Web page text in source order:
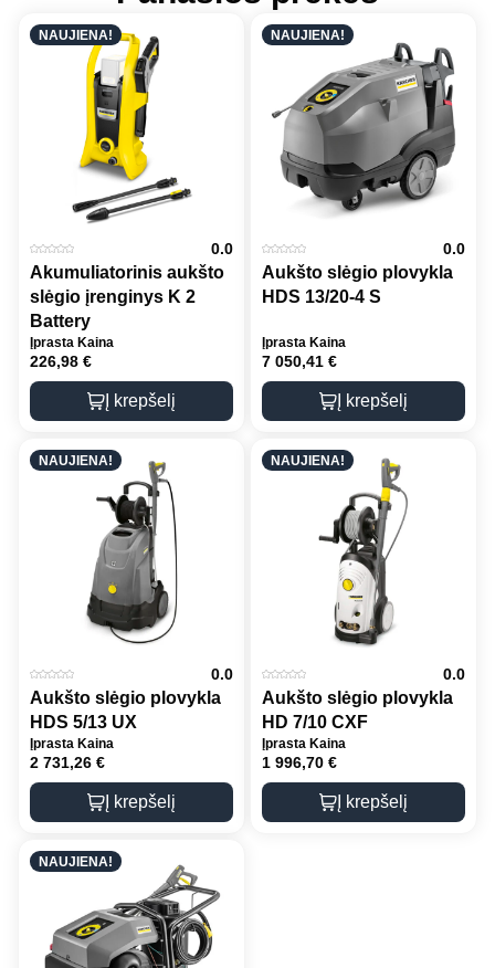
NAUJIENA!
0.0
Akumuliatorinis aukšto
slėgio įrenginys K 2
Battery
Įprasta Kaina
226,98 €
Į krepšelį
NAUJIENA!
0.0
Aukšto slėgio plovykla
HDS 13/20-4 S
Įprasta Kaina
7 050,41 €
Į krepšelį
NAUJIENA!
0.0
Aukšto slėgio plovykla
HDS 5/13 UX
Įprasta Kaina
2 731,26 €
Į krepšelį
NAUJIENA!
0.0
Aukšto slėgio plovykla
HD 7/10 CXF
Įprasta Kaina
1 996,70 €
Į krepšelį
NAUJIENA!